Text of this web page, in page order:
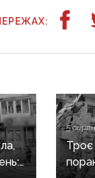
5
Троє